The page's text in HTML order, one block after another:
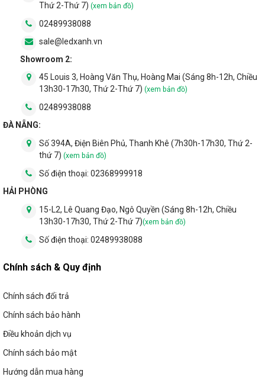
- Mỗi mắt led được bao bọc bởi lớp thấu kính tán quang kín
chống xâm nhập, đảm bảo khả năng chuyển đổi và ổn định
dòng điện trong dải điện áp biến thiên do điều kiện ngoài trời
- Bộ phận cáp nối điện bằng cao su silicon đảm bảo đầu vào
nguồn điện an toàn và chống nước
Thứ 2-Thứ 7) (xem bản đồ)
02489938088
sale@ledxanh.vn
Showroom 2:
45 Louis 3, Hoàng Văn Thụ, Hoàng Mai (Sáng 8h-12h, Chiều
13h30-17h30, Thứ 2-Thứ 7) (xem bản đồ)
02489938088
ĐÀ NẴNG:
Số 394A, Điện Biên Phủ, Thanh Khê (7h30h-17h30, Thứ 2-
thứ 7) (xem bản đồ)
Số điện thoại: 02368999918
HẢI PHÒNG
15-L2, Lê Quang Đạo, Ngô Quyền (Sáng 8h-12h, Chiều
13h30-17h30, Thứ 2-Thứ 7)(xem bản đồ)
Số điện thoại: 02489938088
Chính sách & Quy định
Chính sách đổi trả
Chính sách bảo hành
Điều khoản dịch vụ
Chính sách bảo mật
Hướng dẫn mua hàng